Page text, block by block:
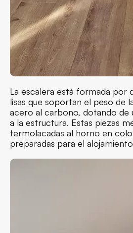
La escalera está formada por
lisas que soportan el peso de
acero al carbono, dotando de
a la estructura. Estas piezas
termolacadas al horno en
preparadas para el